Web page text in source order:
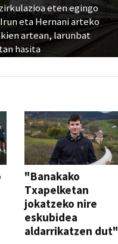
eten egingo
eta Hernani arteko
artean, larunbat
hasita
"Banakako
Txapelketan
jokatzeko nire
eskubidea
aldarrikatzen dut"